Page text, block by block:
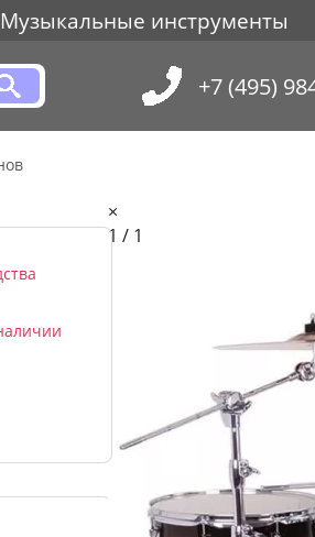
Музыкальные инструменты
+7 (495)
×
1 / 1